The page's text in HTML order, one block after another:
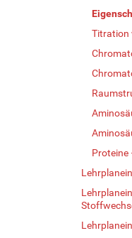
Titration
Proteine